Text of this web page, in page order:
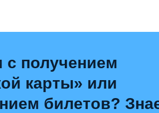
с получением
карты» или
билетов?